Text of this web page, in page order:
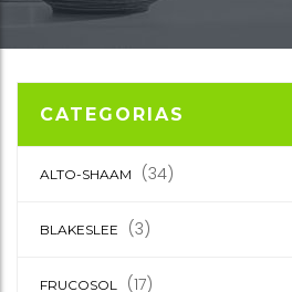
CATEGORIAS
ALTO-SHAAM (34)
BLAKESLEE (3)
FRUCOSOL (17)